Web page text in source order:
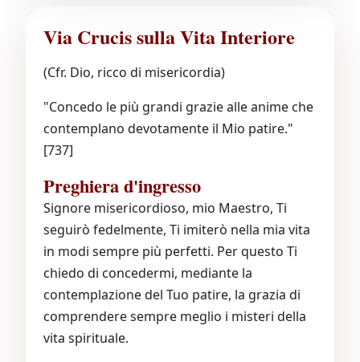
Via Crucis sulla Vita Interiore
(Cfr. Dio, ricco di misericordia)
"Concedo le più grandi grazie alle anime che
contemplano devotamente il Mio patire."
[737]
Preghiera d'ingresso
Signore misericordioso, mio Maestro, Ti
seguirò fedelmente, Ti imiterò nella mia vita
in modi sempre più perfetti. Per questo Ti
chiedo di concedermi, mediante la
contemplazione del Tuo patire, la grazia di
comprendere sempre meglio i misteri della
vita spirituale.